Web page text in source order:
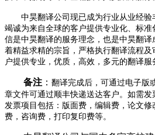
中昊翻译公司现已成为行业从业经验
竭诚为来自全球的客户提供专业化、标
信是中昊翻译的服务理念，也是中昊翻
着精益求精的宗旨，严格执行翻译流程
户提供专业，优质，高效，多元的翻译服
备注 ： 翻译完成后，可通过电子版
章文件可通过顺丰快递送达客户。如需发
发票项目包括：版面费，编辑费，论文
费，咨询费，打印复印费等。